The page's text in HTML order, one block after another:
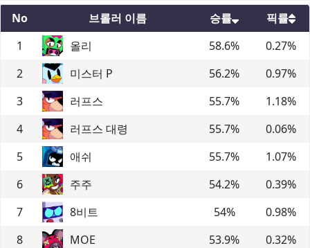
No 브롤러 이름 승률
픽률
1
올리 58.6% 0.27%
2
미스터 P 56.2% 0.97%
3
러프스 55.7% 1.18%
4
러프스 대령 55.7% 0.06%
5
애쉬 55.7% 1.07%
6
주주 54.2% 0.39%
7
8비트 54% 0.98%
8
MOE 53.9% 0.32%